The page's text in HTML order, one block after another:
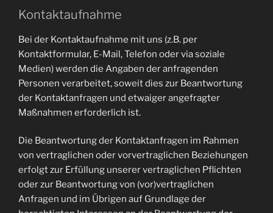
Kontaktaufnahme
Bei der Kontaktaufnahme mit uns (z.B. per
Kontaktformular, E-Mail, Telefon oder via soziale
Medien) werden die Angaben der anfragenden
Personen verarbeitet, soweit dies zur Beantwortung
der Kontaktanfragen und etwaiger angefragter
Maßnahmen erforderlich ist.
Die Beantwortung der Kontaktanfragen im Rahmen
von vertraglichen oder vorvertraglichen Beziehungen
erfolgt zur Erfüllung unserer vertraglichen Pflichten
oder zur Beantwortung von (vor)vertraglichen
Anfragen und im Übrigen auf Grundlage der